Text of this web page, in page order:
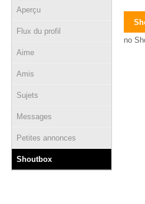
Aperçu
Flux du profil
Aime
Amis
Sujets
Messages
Petites annonces
Shoutbox
no